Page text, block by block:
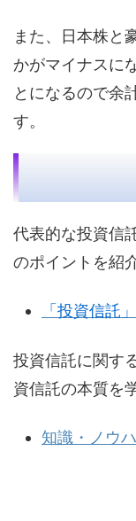
また、日本株と
かがマイナスに
とになるので余
す。
代表的な投資信
のポイントを紹
「投資信託
投資信託に関す
資信託の本質を
知識・ノウ